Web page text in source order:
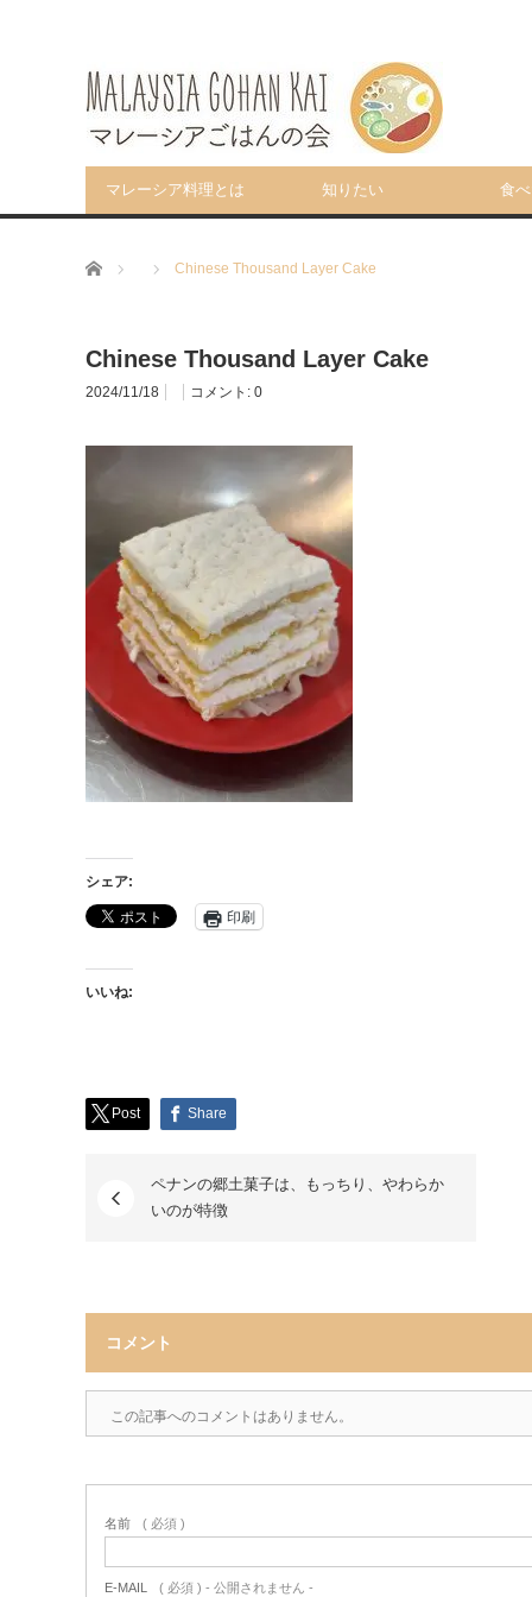
マレーシア料理とは 知りたい 食
ホーム Chinese Thousand Layer Cake
Chinese Thousand Layer Cake
2024/11/18 コメント: 0
シェア:
印刷
いいね:
Post Share
ペナンの郷土菓子は、もっちり、やわらか
いのが特徴
コメント
この記事へのコメントはありません。
名前 ( 必須 )
E-MAIL ( 必須 ) - 公開されません -